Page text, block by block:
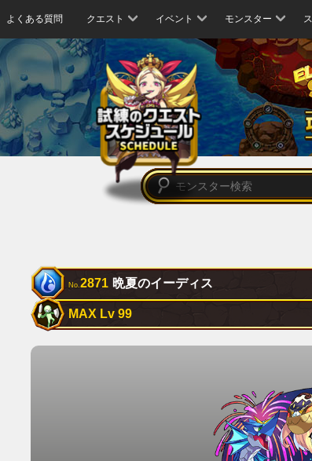
よくある質問 クエスト イベント モンスター
No.2871 晩夏のイーディス
MAX Lv 99